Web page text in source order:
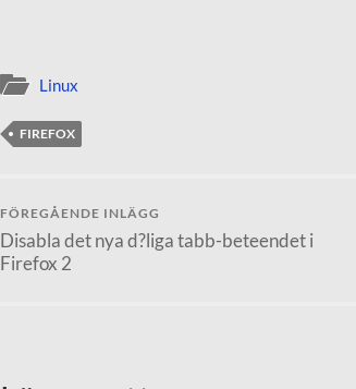
Linux
FIREFOX
FÖREGÅENDE INLÄGG
Disabla det nya d?liga tabb-beteendet i
Firefox 2